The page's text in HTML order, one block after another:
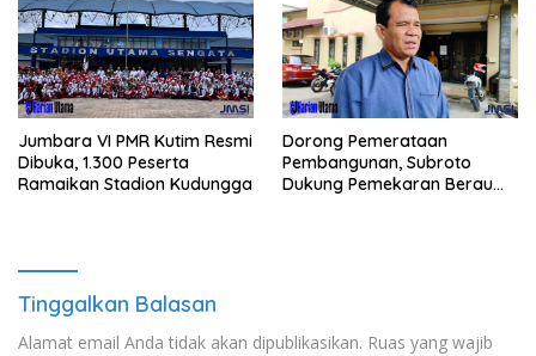
Jumbara VI PMR Kutim Resmi
Dibuka, 1.300 Peserta
Ramaikan Stadion Kudungga
Dorong Pemerataan
Pembangunan, Subroto
Dukung Pemekaran Berau
Tinggalkan Balasan
Alamat email Anda tidak akan dipublikasikan. Ruas yang wajib